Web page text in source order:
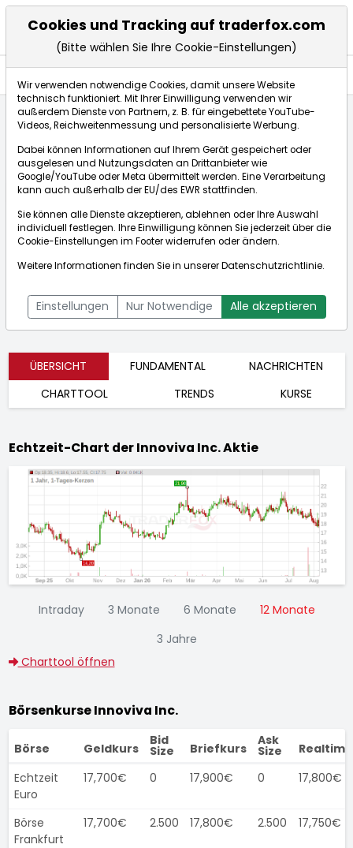
Börse:
US45781M1018]
Aktienkurse
Bid:17,700€Ask:17,800€
ÜBERSICHT FUNDAMENTAL
NACHRICHTEN
CHARTTOOL
TRENDS KURSE
Echtzeit-Chart der Innoviva Inc. Aktie
Intraday 3 Monate 6 Monate
12 Monate
3 Jahre
Charttool öffnen
Börsenkurse Innoviva Inc.
Börse Geldkurs
Bid
Size Briefkurs
Ask
Size
Echtzeit
Euro
17,700€ 0 17,900€ 0 17,800€
Börse
Frankfurt
17,700€ 2.500 17,800€ 2.500 17,750€
Cookies und Tracking auf traderfox.com
(Bitte wählen Sie Ihre Cookie-Einstellungen)
Wir verwenden notwendige Cookies, damit unsere Website
technisch funktioniert. Mit Ihrer Einwilligung verwenden wir
außerdem Dienste von Partnern, z. B. für eingebettete YouTube-
Videos, Reichweitenmessung und personalisierte Werbung.
Dabei können Informationen auf Ihrem Gerät gespeichert oder
ausgelesen und Nutzungsdaten an Drittanbieter wie
Google/YouTube oder Meta übermittelt werden. Eine Verarbeitung
kann auch außerhalb der EU/des EWR stattfinden.
Sie können alle Dienste akzeptieren, ablehnen oder Ihre Auswahl
individuell festlegen. Ihre Einwilligung können Sie jederzeit über die
Cookie-Einstellungen im Footer widerrufen oder ändern.
Weitere Informationen finden Sie in unsererDatenschutzrichtlinie.
Einstellungen Nur Notwendige Alle akzeptieren